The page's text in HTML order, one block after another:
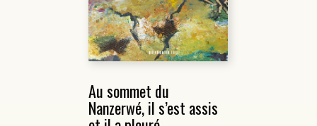
Au sommet du
Nanzerwé, il s’est assis